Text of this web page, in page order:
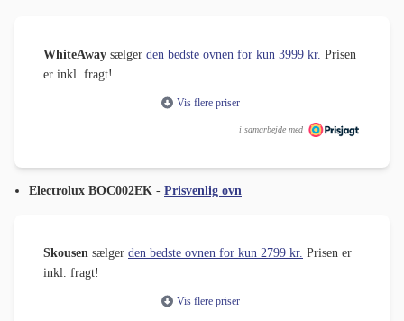
WhiteAway sælger den bedste ovnen for kun 3999 kr. Prisen
er inkl. fragt!
Vis flere priser
i samarbejde med
Electrolux BOC002EK - Prisvenlig ovn
Skousen sælger den bedste ovnen for kun 2799 kr. Prisen er
inkl. fragt!
Vis flere priser